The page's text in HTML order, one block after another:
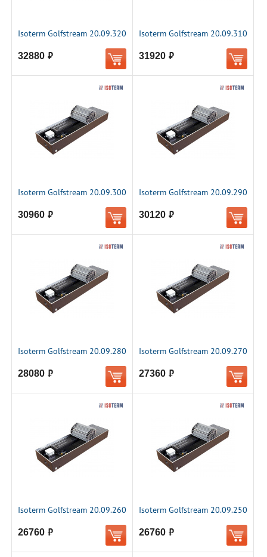
Isoterm Golfstream 20.09.320
32880 руб.
Isoterm Golfstream 20.09.310
31920 руб.
Isoterm Golfstream 20.09.300
30960 руб.
Isoterm Golfstream 20.09.290
30120 руб.
Isoterm Golfstream 20.09.280
28080 руб.
Isoterm Golfstream 20.09.270
27360 руб.
Isoterm Golfstream 20.09.260
26760 руб.
Isoterm Golfstream 20.09.250
26760 руб.